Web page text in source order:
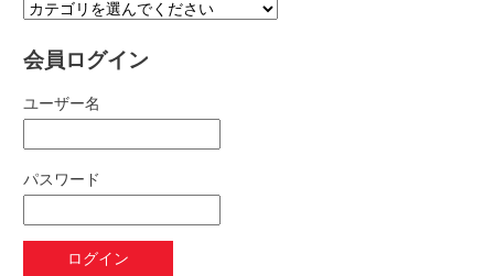
会員ログイン
ユーザー名
パスワード